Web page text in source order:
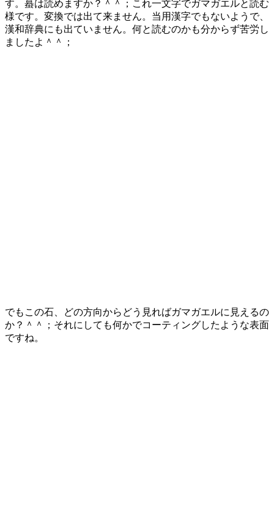
す。蟇は読めますか？＾＾；これ一文字でガマガエルと読む
様です。変換では出て来ません。当用漢字でもないようで、
漢和辞典にも出ていません。何と読むのかも分からず苦労し
ましたよ＾＾；
でもこの石、どの方向からどう見ればガマガエルに見えるの
か？＾＾；それにしても何かでコーティングしたような表面
ですね。